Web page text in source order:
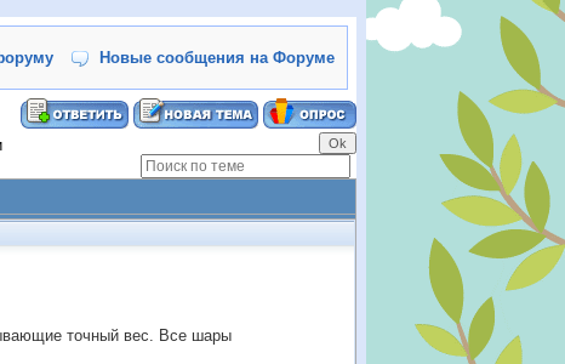
Новые сообщения на Форуме
точный вес. Все шары